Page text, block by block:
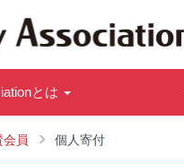
とは
会員 個人寄付